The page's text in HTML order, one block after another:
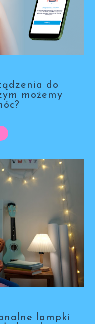
do
możemy
lampki